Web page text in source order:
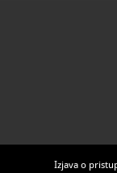
Izjava o